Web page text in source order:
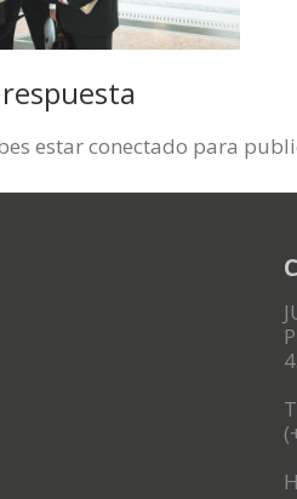
estarconectado para